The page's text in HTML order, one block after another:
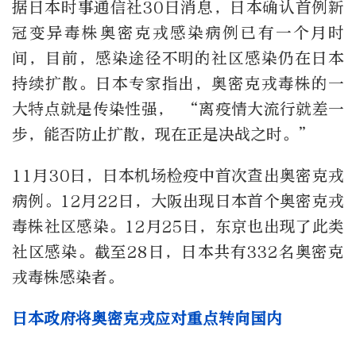
据日本时事通信社30日消息，日本确认首例新
冠变异毒株奥密克戎感染病例已有一个月时
间，目前，感染途径不明的社区感染仍在日本
持续扩散。日本专家指出，奥密克戎毒株的一
大特点就是传染性强， “离疫情大流行就差一
步，能否防止扩散，现在正是决战之时。”
11月30日，日本机场检疫中首次查出奥密克戎
病例。12月22日，大阪出现日本首个奥密克戎
毒株社区感染。12月25日，东京也出现了此类
社区感染。截至28日，日本共有332名奥密克
戎毒株感染者。
日本政府将奥密克戎应对重点转向国内